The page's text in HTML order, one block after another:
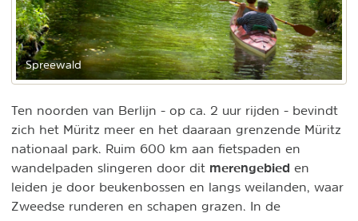
Spreewald
Ten noorden van Berlijn - op ca. 2 uur rijden - bevindt
zich het Müritz meer en het daaraan grenzende Müritz
nationaal park. Ruim 600 km aan fietspaden en
wandelpaden slingeren door dit merengebied en
leiden je door beukenbossen en langs weilanden, waar
Zweedse runderen en schapen grazen. In de